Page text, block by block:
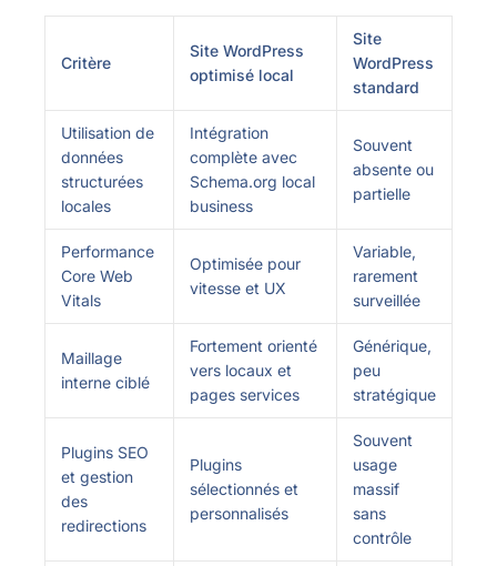
Critère
Site WordPress
optimisé local
Site
WordPress
standard
Utilisation de
données
structurées
locales
Intégration
complète avec
Schema.org local
business
Souvent
absente ou
partielle
Performance
Core Web
Vitals
Optimisée pour
vitesse et UX
Variable,
rarement
surveillée
Maillage
interne ciblé
Fortement orienté
vers locaux et
pages services
Générique,
peu
stratégique
Plugins SEO
et gestion
des
redirections
Plugins
sélectionnés et
personnalisés
Souvent
usage
massif
sans
contrôle